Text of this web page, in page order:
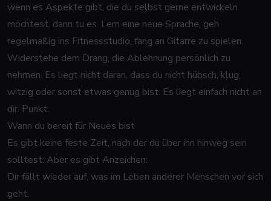
wenn es Aspekte gibt, die du selbst gerne entwickeln
möchtest, dann tu es. Lern eine neue Sprache, geh
regelmäßig ins Fitnessstudio, fang an Gitarre zu spielen.
Widerstehe dem Drang, die Ablehnung persönlich zu
nehmen. Es liegt nicht daran, dass du nicht hübsch, klug,
witzig oder sonst etwas genug bist. Es liegt einfach nicht an
dir. Punkt.
Wann du bereit für Neues bist
Es gibt keine feste Zeit, nach der du über ihn hinweg sein
solltest. Aber es gibt Anzeichen:
Dir fällt wieder auf, was im Leben anderer Menschen vor sich
geht.